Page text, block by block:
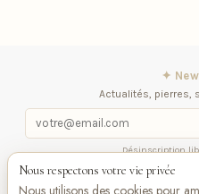
✦
Actualités, pierres,
Désinscription
iqitlinksmanager module
Nous respectons votre vie privée